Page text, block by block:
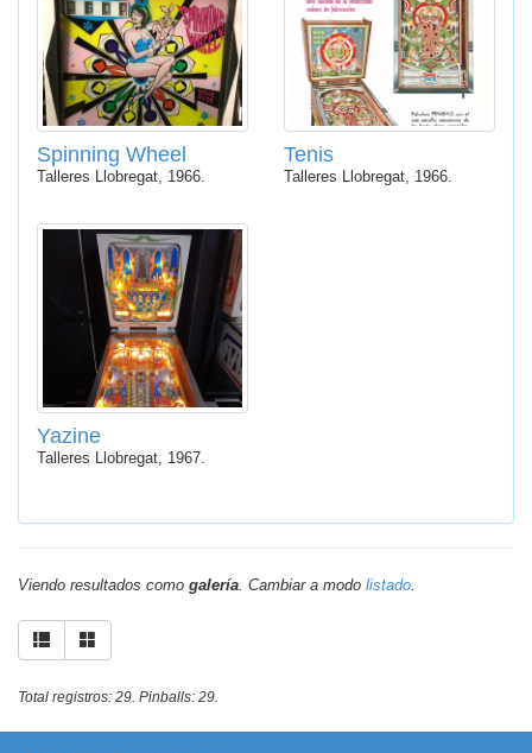
Spinning Wheel
Talleres Llobregat, 1966.
Tenis
Talleres Llobregat, 1966.
Yazine
Talleres Llobregat, 1967.
Viendo resultados como galería. Cambiar a modo listado.
Total registros: 29. Pinballs: 29.